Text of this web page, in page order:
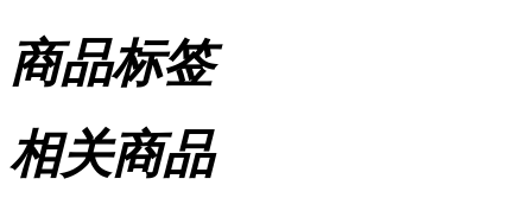
商品标签
相关商品